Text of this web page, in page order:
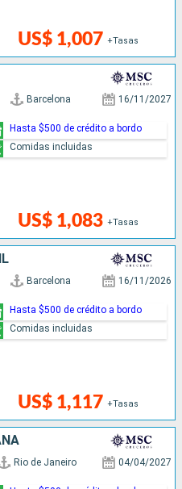
US$ 1,007 +Tasas
Barcelona 16/11/2027
US$ 1,083 +Tasas
Hasta $500 de crédito a bordo
Comidas incluidas
Barcelona 16/11/2026
US$ 1,117 +Tasas
Hasta $500 de crédito a bordo
Comidas incluidas
Rio de Janeiro 04/04/2027